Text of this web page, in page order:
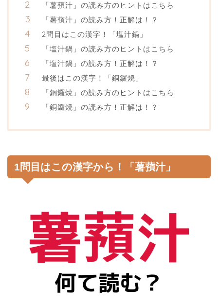
「薯蕷汁」の読み方のヒントはこちら
「薯蕷汁」の読み方！正解は！？
2問目はこの漢字！「塩汁鍋」
「塩汁鍋」の読み方のヒントはこちら
「塩汁鍋」の読み方！正解は！？
最後はこの漢字！「銅鑼焼」
「銅鑼焼」の読み方のヒントはこちら
「銅鑼焼」の読み方！正解は！？
1問目はこの漢字から！「薯蕷汁」